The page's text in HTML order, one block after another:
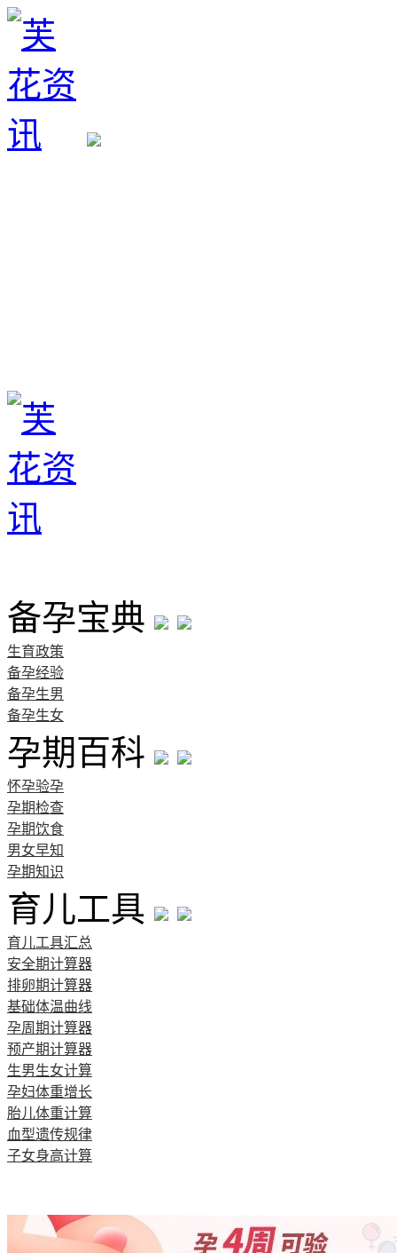
备孕宝典
生育政策
备孕经验
备孕生男
备孕生女
孕期百科
怀孕验孕
孕期检查
孕期饮食
男女早知
孕期知识
育儿工具
育儿工具汇总
安全期计算器
排卵期计算器
基础体温曲线
孕周期计算器
预产期计算器
生男生女计算
孕妇体重增长
胎儿体重计算
血型遗传规律
子女身高计算